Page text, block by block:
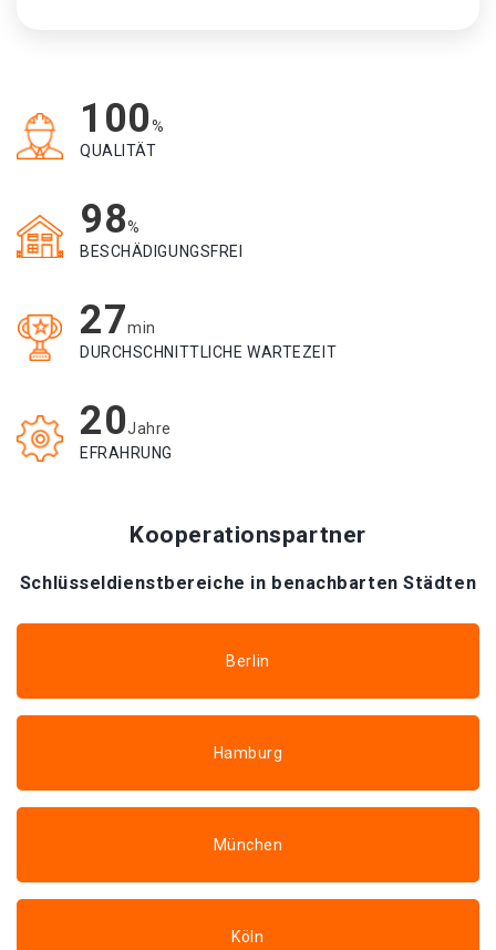
100%
QUALITÄT
98%
BESCHÄDIGUNGSFREI
27min
DURCHSCHNITTLICHE WARTEZEIT
20Jahre
EFRAHRUNG
Kooperationspartner
Schlüsseldienstbereiche in benachbarten Städten
Berlin
Hamburg
München
Köln